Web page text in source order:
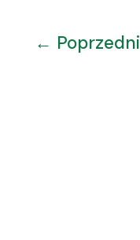
← Poprzedni